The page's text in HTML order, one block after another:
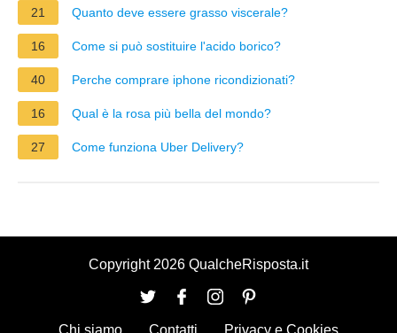
21 Quanto deve essere grasso viscerale?
16 Come si può sostituire l'acido borico?
40 Perche comprare iphone ricondizionati?
16 Qual è la rosa più bella del mondo?
27 Come funziona Uber Delivery?
Copyright 2026 QualcheRisposta.it
Chi siamo Contatti Privacy e Cookies